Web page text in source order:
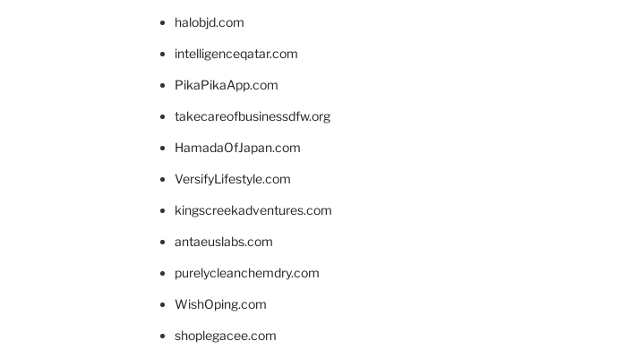
halobjd.com
intelligenceqatar.com
PikaPikaApp.com
takecareofbusinessdfw.org
HamadaOfJapan.com
VersifyLifestyle.com
kingscreekadventures.com
antaeuslabs.com
purelycleanchemdry.com
WishOping.com
shoplegacee.com